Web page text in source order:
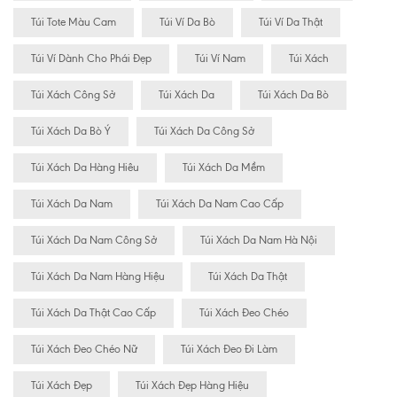
Túi Tote Màu Cam Túi Ví Da Bò Túi Ví Da Thật
Túi Ví Dành Cho Phái Đẹp Túi Ví Nam Túi Xách
Túi Xách Công Sở Túi Xách Da Túi Xách Da Bò
Túi Xách Da Bò Ý Túi Xách Da Công Sở
Túi Xách Da Hàng Hiêu Túi Xách Da Mềm
Túi Xách Da Nam Túi Xách Da Nam Cao Cấp
Túi Xách Da Nam Công Sở Túi Xách Da Nam Hà Nội
Túi Xách Da Nam Hàng Hiệu Túi Xách Da Thật
Túi Xách Da Thật Cao Cấp Túi Xách Đeo Chéo
Túi Xách Đeo Chéo Nữ Túi Xách Đeo Đi Làm
Túi Xách Đẹp Túi Xách Đẹp Hàng Hiệu